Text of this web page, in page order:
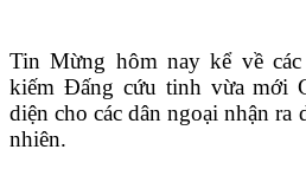
Tin Mừng hôm nay kể về
kiếm Đấng cứu tinh vừa mới
diện cho các dân ngoại nhận ra
nhiên.